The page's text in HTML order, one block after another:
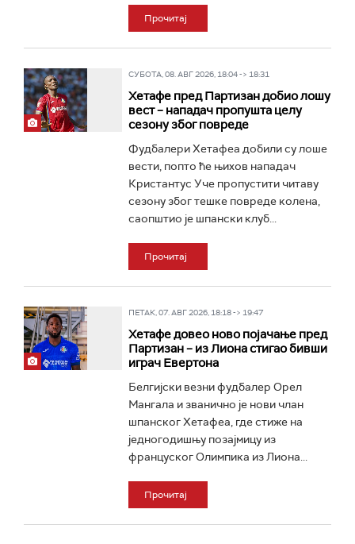
Прочитај
СУБОТА, 08. АВГ 2026, 18:04 -> 18:31
Хетафе пред Партизан добио лошу
вест – нападач пропушта целу
сезону због повреде
Фудбалери Хетафеа добили су лоше
вести, попто ће њихов нападач
Кристантус Уче пропустити читаву
сезону због тешке повреде колена,
саопштио је шпански клуб...
Прочитај
ПЕТАК, 07. АВГ 2026, 18:18 -> 19:47
Хетафе довео ново појачање пред
Партизан – из Лиона стигао бивши
играч Евертона
Белгијски везни фудбалер Орел
Мангала и званично је нови члан
шпанског Хетафеа, где стиже на
једногодишњу позајмицу из
француског Олимпика из Лиона...
Прочитај